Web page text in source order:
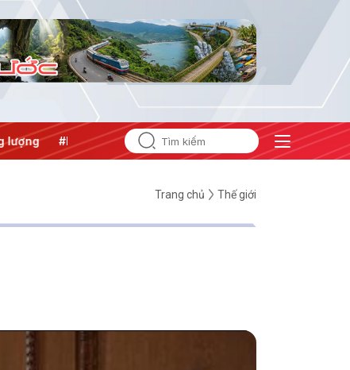
#Bảo vệ nền tảng tư tưởng của Đảng
Trang chủ Thế giới